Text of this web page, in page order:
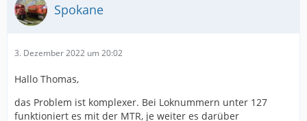
Spokane
3. Dezember 2022 um 20:02
Hallo Thomas,
das Problem ist komplexer. Bei Loknummern unter 127
funktioniert es mit der MTR, je weiter es darüber